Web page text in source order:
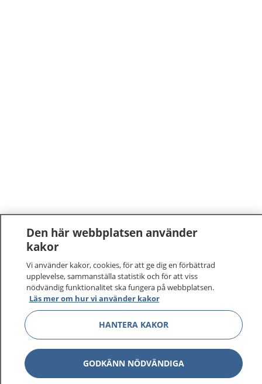
Den här webbplatsen använder
kakor
Vi använder kakor, cookies, för att ge dig en förbättrad
upplevelse, sammanställa statistik och för att viss
nödvändig funktionalitet ska fungera på webbplatsen.
Läs mer om hur vi använder kakor
HANTERA KAKOR
GODKÄNN NÖDVÄNDIGA